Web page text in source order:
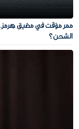
ممر مؤقت في مضيق
الشحن؟